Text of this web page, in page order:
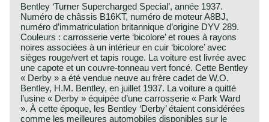
Bentley ‘Turner Supercharged Special’, année 1937.
Numéro de châssis B16KT, numéro de moteur A8BJ,
numéro d’immatriculation britannique d’origine DYV 289.
Couleurs : carrosserie verte ‘bicolore’ et roues à rayons
noires associées à un intérieur en cuir ‘bicolore’ avec
sièges rouge/vert et tapis rouge. La voiture est livrée avec
une capote et un couvre-tonneau vert foncé. Cette Bentley
« Derby » a été vendue neuve au frère cadet de W.O.
Bentley, H.M. Bentley, en juillet 1937. La voiture a quitté
l’usine « Derby » équipée d’une carrosserie « Park Ward
». À cette époque, les Bentley ‘Derby’ étaient considérées
comme les meilleures automobiles disponibles sur le